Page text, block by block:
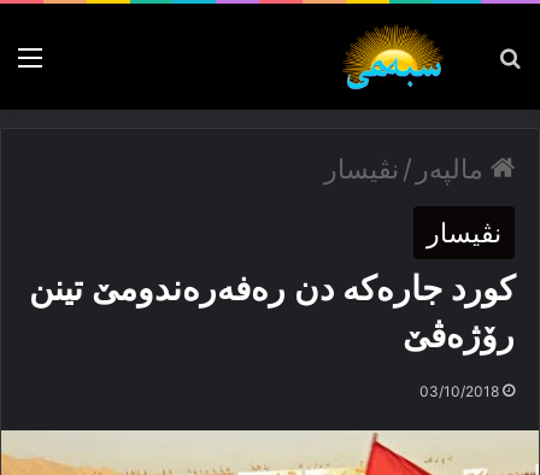
پەیدا بکە
مالپەر / نڤیسار
نڤیسار
كورد جارەكە دن رەفەرەندومێ تینن
رۆژەڤێ
03/10/2018